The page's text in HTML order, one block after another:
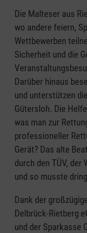
Die Malteser aus
wo andere feiern,
Wettbewerben
Sicherheit und die
Darüber hinaus
und unterstützen
Gütersloh. Die
was man zur
professioneller
Gerät? Das alte
durch den TÜV, der
und so musste
Dank der
Delbrück-Rietberg
und der Sparkasse